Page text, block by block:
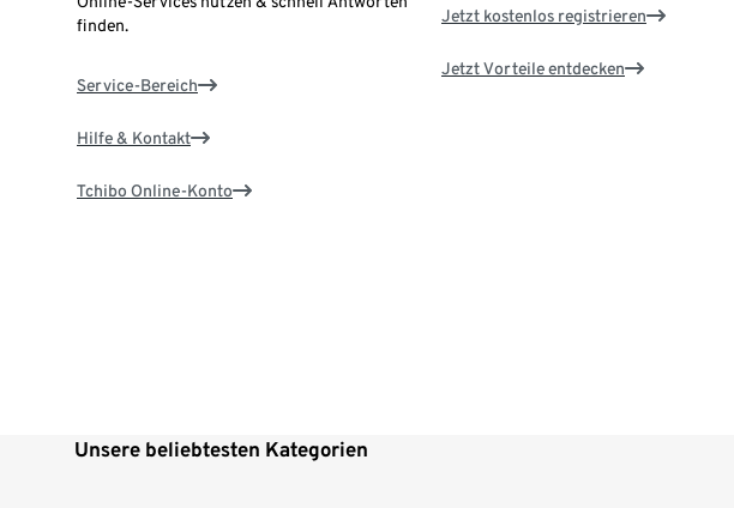
finden.
Service-Bereich
Hilfe & Kontakt
Tchibo Online-Konto
Jetzt kostenlos registrieren
Jetzt Vorteile entdecken
Unsere beliebtesten Kategorien